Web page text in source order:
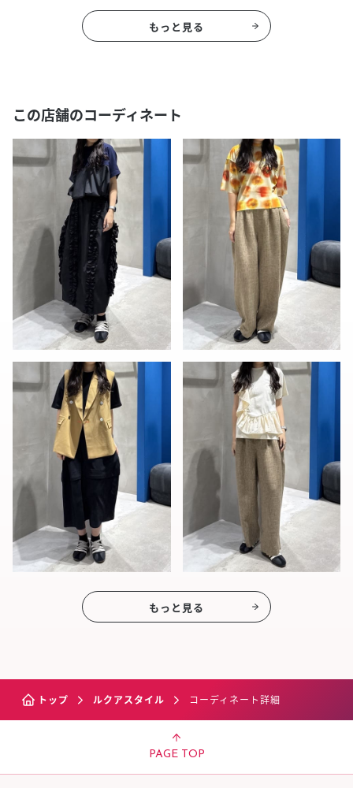
もっと見る
この店舗のコーディネート
もっと見る
トップ ルクアスタイル コーディネート詳細
PAGE TOP